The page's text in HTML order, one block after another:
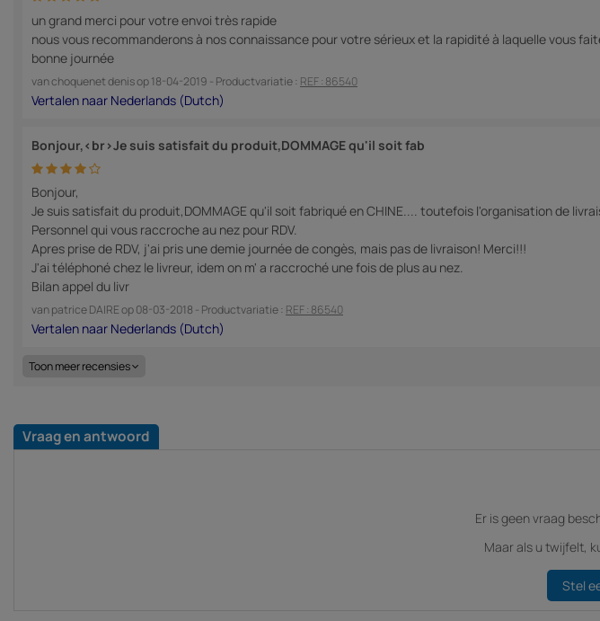
un grand merci pour votre envoi très rapide
nous vous recommanderons à nos connaissance pour votre sérieux et la rapidité à laquelle vous
bonne journée
vanchoquenet denisop18-04-2019 - Productvariatie : REF : 86540
Bonjour,<br>Je suis satisfait du produit,DOMMAGE qu'il soit fab
Bonjour,
Je suis satisfait du produit,DOMMAGE qu'il soit fabriqué en CHINE.... toutefois l'organisation de
Personnel qui vous raccroche au nez pour RDV.
Apres prise de RDV, j'ai pris une demie journée de congès, mais pas de livraison! Merci!!!
J'ai téléphoné chez le livreur, idem on m' a raccroché une fois de plus au nez.
Bilan appel du livr
vanpatrice DAIREop08-03-2018 - Productvariatie : REF : 86540
Toon meer recensies
Vraag en antwoord
Er is geen vraag
Maar als u twijfelt,
Stel